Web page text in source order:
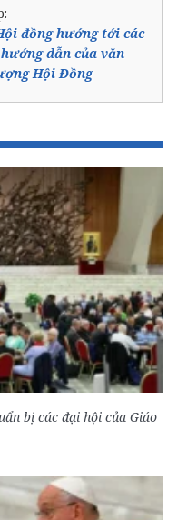
đồng hướng tới các
dẫn của văn
Hội Đồng
bị các đại hội của Giáo